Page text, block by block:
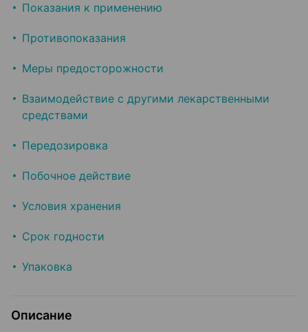
Показания к применению
Противопоказания
Меры предосторожности
Взаимодействие с другими лекарственными
средствами
Передозировка
Побочное действие
Условия хранения
Срок годности
Упаковка
Описание